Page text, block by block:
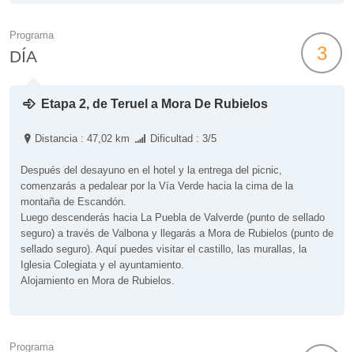
Programa
DÍA 3
Etapa 2, de Teruel a Mora De Rubielos
Distancia : 47,02 km Dificultad : 3/5
Después del desayuno en el hotel y la entrega del picnic,
comenzarás a pedalear por la Vía Verde hacia la cima de la
montaña de Escandón.
Luego descenderás hacia La Puebla de Valverde (punto de sellado
seguro) a través de Valbona y llegarás a Mora de Rubielos (punto de
sellado seguro). Aquí puedes visitar el castillo, las murallas, la
Iglesia Colegiata y el ayuntamiento.
Alojamiento en Mora de Rubielos.
Programa